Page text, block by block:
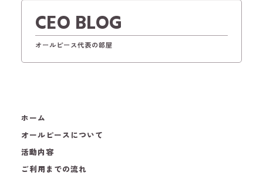
CEO BLOG
オールピース代表の部屋
ホーム
オールピースについて
活動内容
ご利用までの流れ